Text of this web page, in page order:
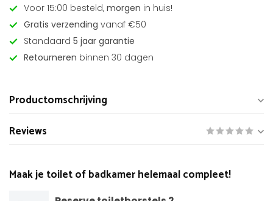
Voor 15:00 besteld, morgen in huis!
Gratis verzending vanaf €50
Standaard 5 jaar garantie
Retourneren binnen 30 dagen
Productomschrijving
Reviews
Maak je toilet of badkamer helemaal compleet!